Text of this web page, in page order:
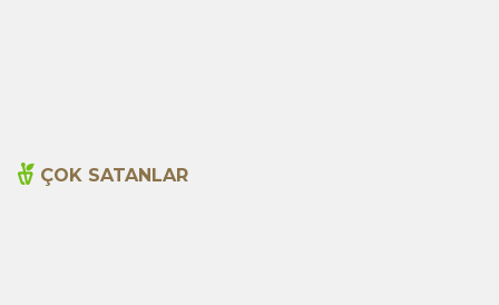
ÇOK SATANLAR